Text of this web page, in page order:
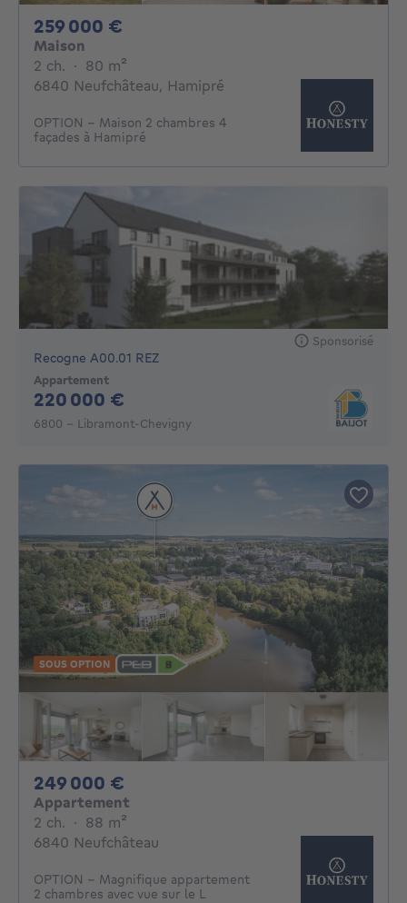
259 000 €
Maison
2 ch. 2 chambres
· 80 m²
6840 Neufchâteau, Hamipré
OPTION - Maison 2 chambres 4
façades à Hamipré
Sponsorisé
Recogne A00.01 REZ
Appartement
220 000 €
6800 - Libramont-Chevigny
SOUS OPTION
249 000 €
Appartement
2 ch. 2 chambres
· 88 m²
6840 Neufchâteau
OPTION - Magnifique appartement
2 chambres avec vue sur le L